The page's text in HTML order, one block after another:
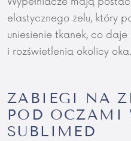
elastycznego żelu, który
uniesienie tkanek, co
i rozświetlenia okolicy oka.
ZABIEGI NA
POD OCZAMI
SUBLIMED